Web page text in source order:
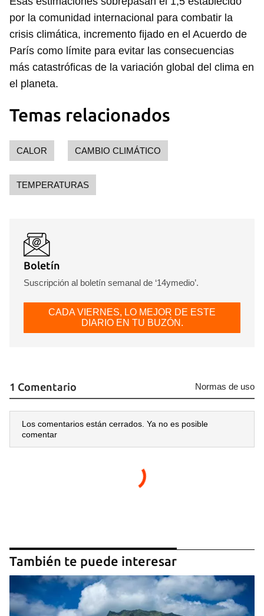
Guardar como favorito
por la comunidad internacional para combatir la
crisis climática, incremento fijado en el Acuerdo de
París como límite para evitar las consecuencias
más catastróficas de la variación global del clima en
el planeta.
Temas relacionados
CALOR CAMBIO CLIMÁTICO
TEMPERATURAS
Boletín
Suscripción al boletín semanal de ‘14ymedio’.
CADA VIERNES, LO MEJOR DE ESTE
DIARIO EN TU BUZÓN.
1 Comentario Normas de uso
Los comentarios están cerrados. Ya no es posible
comentar
También te puede interesar